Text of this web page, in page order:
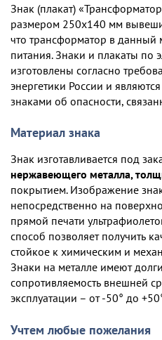
Знак (плакат)
размером 250х140 мм
что трансформатор в данный
питания. Знаки и плакаты по
изготовлены согласно
энергетики России и
знаками об опасности,
Материал знака
Знак изготавливается под
нержавеющего металла,
покрытием. Изображение
непосредственно на
прямой печати
способ позволяет получить
стойкое к химическим и
Знаки на металле имеют
сопротивляемость внешней
эксплуатации – от -50° до
Учтем любые пожелания